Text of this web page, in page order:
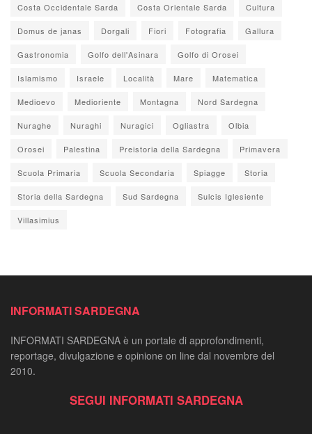
Costa Occidentale Sarda Costa Orientale Sarda Cultura
Domus de janas Dorgali Fiori Fotografia Gallura
Gastronomia Golfo dell'Asinara Golfo di Orosei
Islamismo Israele Località Mare Matematica
Medioevo Medioriente Montagna Nord Sardegna
Nuraghe Nuraghi Nuragici Ogliastra Olbia
Orosei Palestina Preistoria della Sardegna Primavera
Scuola Primaria Scuola Secondaria Spiagge Storia
Storia della Sardegna Sud Sardegna Sulcis Iglesiente
Villasimius
INFORMATI SARDEGNA
INFORMATI SARDEGNA è un portale di approfondimenti,
reportage, divulgazione e opinione on line dal novembre del
2010.
SEGUI INFORMATI SARDEGNA